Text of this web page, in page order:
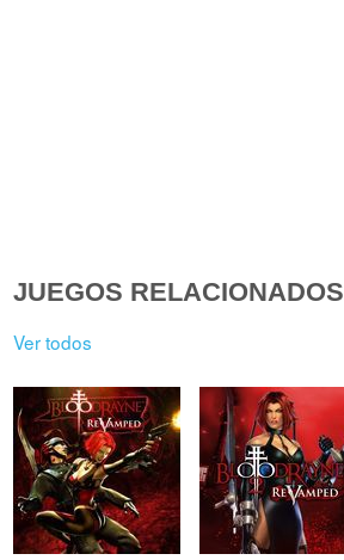
JUEGOS RELACIONADOS
Ver todos